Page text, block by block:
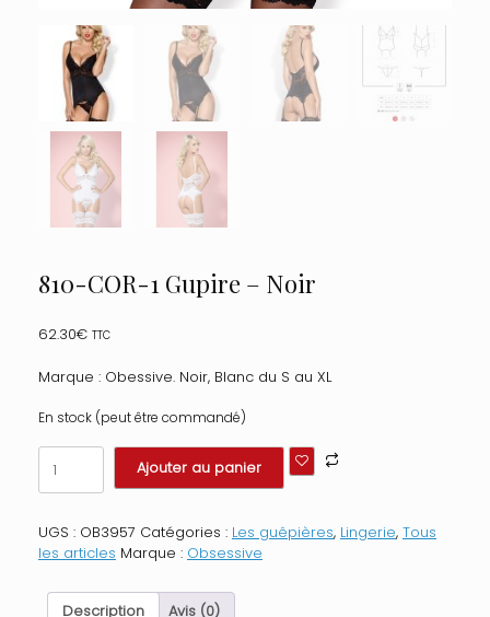
810-COR-1 Gupire – Noir
62.30€ TTC
Marque : Obessive. Noir, Blanc du S au XL
En stock (peut être commandé)
quantité
de
810-
1
Gupire
Noir
Ajouter au panier
UGS : OB3957 Catégories : Les guêpières, Lingerie, Tous
les articles Marque : Obsessive
Description Avis (0)